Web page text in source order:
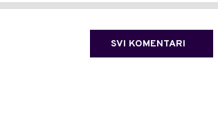
SVI KOMENTARI